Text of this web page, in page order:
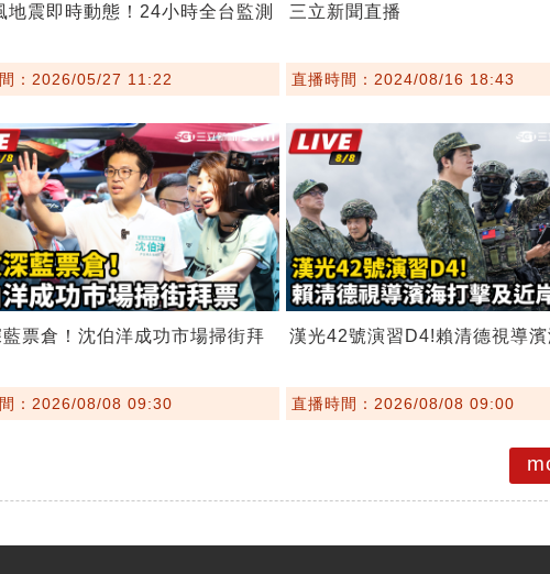
地震即時動態！24小時全台監測
：2026/05/27 11:22
三立新聞直播
直播時間：2024/08/16 18:43
票倉！沈伯洋成功市場掃街拜
：2026/08/08 09:30
漢光42號演習D4!賴清德視導濱
直播時間：2026/08/08 09:00